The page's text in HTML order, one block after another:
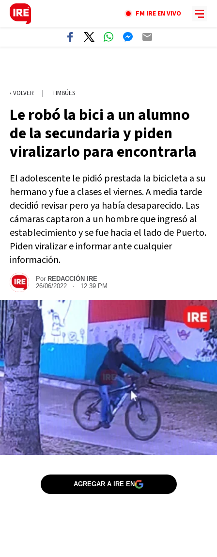
FM IRE EN VIVO
‹ VOLVER | TIMBÚES
Le robó la bici a un alumno
de la secundaria y piden
viralizarlo para encontrarla
El adolescente le pidió prestada la bicicleta a su
hermano y fue a clases el viernes. A media tarde
decidió revisar pero ya había desaparecido. Las
cámaras captaron a un hombre que ingresó al
establecimiento y se fue hacia el lado de Puerto.
Piden viralizar e informar ante cualquier
información.
Por REDACCIÓN IRE
26/06/2022 · 12:39 PM
AGREGAR A IRE EN